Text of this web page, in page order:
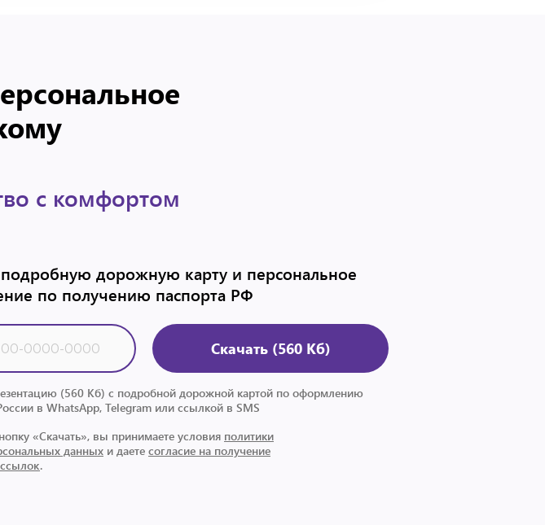
«Скачать», вы принимаете условия политики
данных и даете согласие на получение
.
дорожную карту и персональное
по получению паспорта РФ
Скачать (560 Кб)
(560 Кб) с подробной дорожной картой по оформлению
в WhatsApp, Telegram или ссылкой в SMS
с комфортом